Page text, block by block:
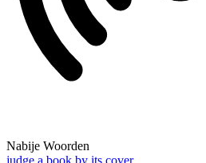
Nabije Woorden
judge a book by its cover